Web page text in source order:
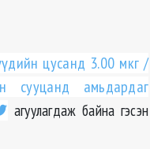
цусанд 3.00 мкг /
сууцанд амьдардаг
агуулагдаж байна гэсэн